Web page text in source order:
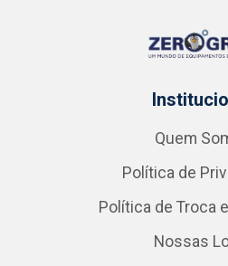
Quem
Política de
Política de Troca
Nossas